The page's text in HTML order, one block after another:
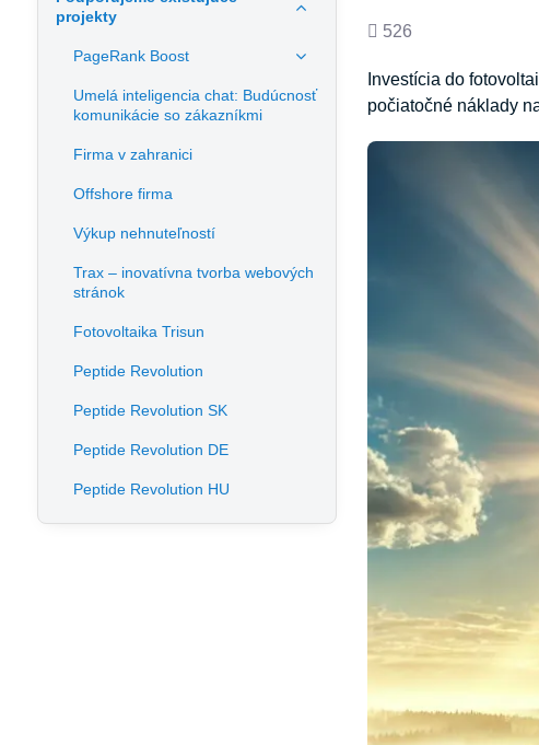
Počet
526
Investícia do
počiatočné náklady
projekty
PageRank Boost
Umelá inteligencia chat: Budúcnosť
komunikácie so zákazníkmi
Firma v zahranici
Offshore firma
Výkup nehnuteľností
Trax – inovatívna tvorba webových
stránok
Fotovoltaika Trisun
Peptide Revolution
Peptide Revolution SK
Peptide Revolution DE
Peptide Revolution HU